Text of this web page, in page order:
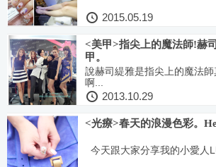
2015.05.19
<美甲>指尖上的魔法師!赫
甲。
說赫司緹雅是指尖上的魔法
啊...
2013.10.29
<光療>春天的浪漫色彩。
今天跟大家分享我的小愛人